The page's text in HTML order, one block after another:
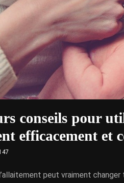
conseils pour
efficacement et
peut vraiment